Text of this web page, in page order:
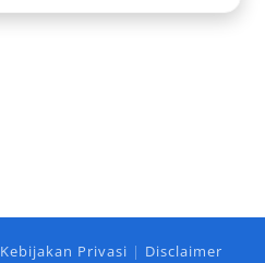
Kebijakan Privasi | Disclaimer